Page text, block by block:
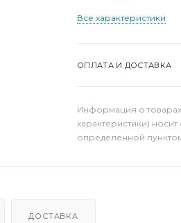
Все характеристики
ОПЛАТА И ДОСТАВКА
Информация о
характеристики)
определенной
ДОСТАВКА